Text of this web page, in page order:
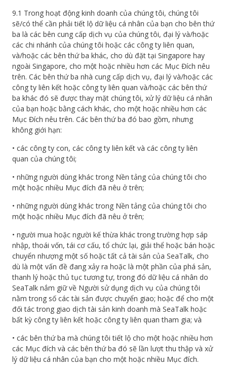
9.1 Trong hoạt động kinh doanh của chúng tôi, chúng tôi
sẽ/có thể cần phải tiết lộ dữ liệu cá nhân của bạn cho bên thứ
ba là các bên cung cấp dịch vụ của chúng tôi, đại lý và/hoặc
các chi nhánh của chúng tôi hoặc các công ty liên quan,
và/hoặc các bên thứ ba khác, cho dù đặt tại Singapore hay
ngoài Singapore, cho một hoặc nhiều hơn các Mục Đích nêu
trên. Các bên thứ ba nhà cung cấp dịch vụ, đại lý và/hoặc các
công ty liên kết hoặc công ty liên quan và/hoặc các bên thứ
ba khác đó sẽ được thay mặt chúng tôi, xử lý dữ liệu cá nhân
của bạn hoặc bằng cách khác, cho một hoặc nhiều hơn các
Mục Đích nêu trên. Các bên thứ ba đó bao gồm, nhưng
không giới hạn:
• các công ty con, các công ty liên kết và các công ty liên
quan của chúng tôi;
• những người dùng khác trong Nền tảng của chúng tôi cho
một hoặc nhiều Mục đích đã nêu ở trên;
• những người dùng khác trong Nền tảng của chúng tôi cho
một hoặc nhiều Mục đích đã nêu ở trên;
• người mua hoặc người kế thừa khác trong trường hợp sáp
nhập, thoái vốn, tái cơ cấu, tổ chức lại, giải thể hoặc bán hoặc
chuyển nhượng một số hoặc tất cả tài sản của SeaTalk, cho
dù là một vấn đề đang xảy ra hoặc là một phần của phá sản,
thanh lý hoặc thủ tục tương tự, trong đó dữ liệu cá nhân do
SeaTalk nắm giữ về Người sử dụng dịch vụ của chúng tôi
nằm trong số các tài sản được chuyển giao; hoặc để cho một
đối tác trong giao dịch tài sản kinh doanh mà SeaTalk hoặc
bất kỳ công ty liên kết hoặc công ty liên quan tham gia; và
• các bên thứ ba mà chúng tôi tiết lộ cho một hoặc nhiều hơn
các Mục đích và các bên thứ ba đó sẽ lần lượt thu thập và xử
lý dữ liệu cá nhân của bạn cho một hoặc nhiều Mục đích.